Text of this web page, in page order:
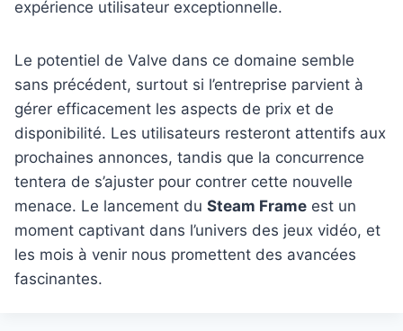
expérience utilisateur exceptionnelle.
Le potentiel de Valve dans ce domaine semble
sans précédent, surtout si l’entreprise parvient à
gérer efficacement les aspects de prix et de
disponibilité. Les utilisateurs resteront attentifs aux
prochaines annonces, tandis que la concurrence
tentera de s’ajuster pour contrer cette nouvelle
menace. Le lancement du Steam Frame est un
moment captivant dans l’univers des jeux vidéo, et
les mois à venir nous promettent des avancées
fascinantes.